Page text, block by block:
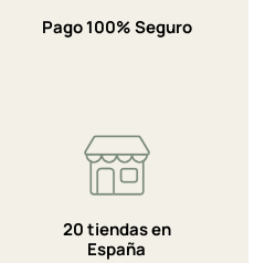
Pago 100% Seguro
20 tiendas en
España